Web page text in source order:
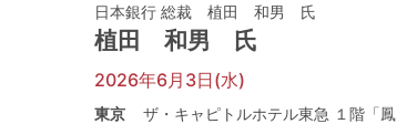
日本銀行 総裁 植田 和男 氏
植田 和男 氏
2026年6月3日(水)
東京
ザ・キャピトルホテル東急 １階「鳳